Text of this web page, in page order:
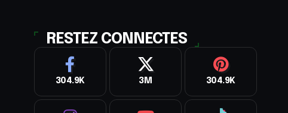
RESTEZ CONNECTES
304.9K 3M 304.9K